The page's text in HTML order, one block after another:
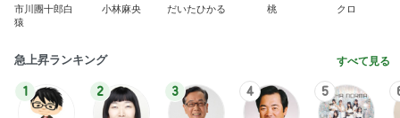
市川團十郎白
猿
小林麻央 だいたひかる 桃 クロ
急上昇ランキング すべて見る
1 2 3 4 5